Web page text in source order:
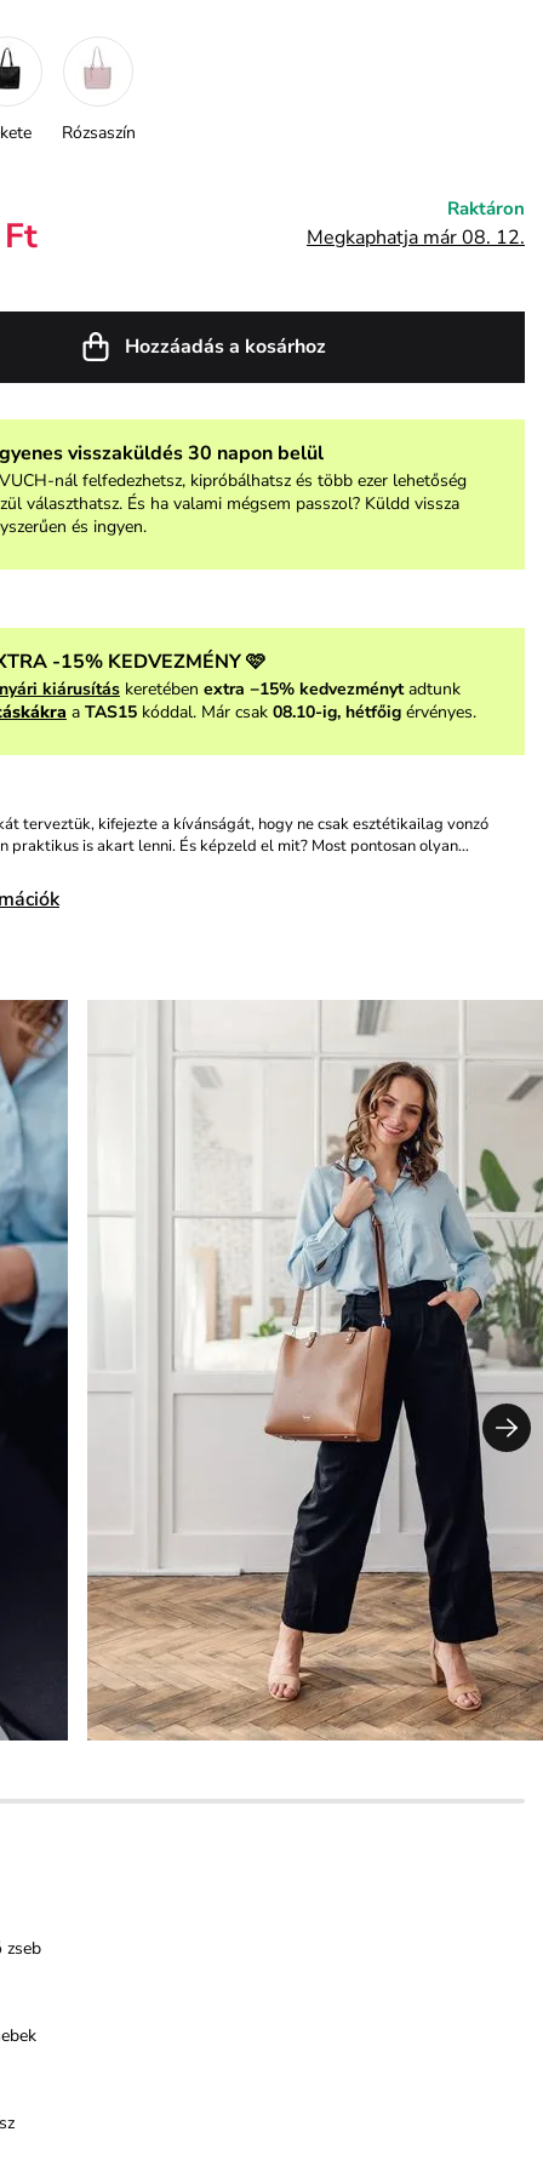
Rózsaszín
Raktáron
Megkaphatja már 08. 12.
Hozzáadás a kosárhoz
visszaküldés 30 napon belül
nál felfedezhetsz, kipróbálhatsz és több ezer lehetőség
választhatsz. És ha valami mégsem passzol? Küldd vissza
és ingyen.
-15% KEDVEZMÉNY 🩷
nyári kiárusítás keretében extra −15% kedvezménytadtunk
a TAS15kóddal. Már csak08.10-ig, hétfőigérvényes.
terveztük, kifejezte a kívánságát, hogy ne csak esztétikailag vonzó
praktikus is akart lenni. És képzeld el mit? Most pontosan olyan…
zseb